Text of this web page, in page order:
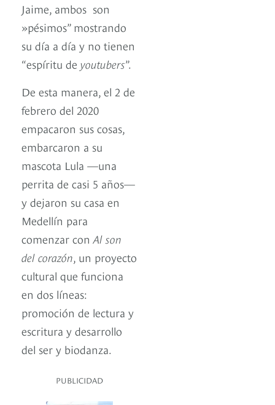
Jaime, ambos son
»pésimos” mostrando
su día a día y no tienen
“espíritu de youtubers”.
De esta manera, el 2 de
febrero del 2020
empacaron sus cosas,
embarcaron a su
mascota Lula —una
perrita de casi 5 años—
y dejaron su casa en
Medellín para
comenzar conAl son
del corazón, un proyecto
cultural que funciona
en dos líneas:
promoción de lectura y
escritura y desarrollo
del ser y biodanza.
PUBLICIDAD